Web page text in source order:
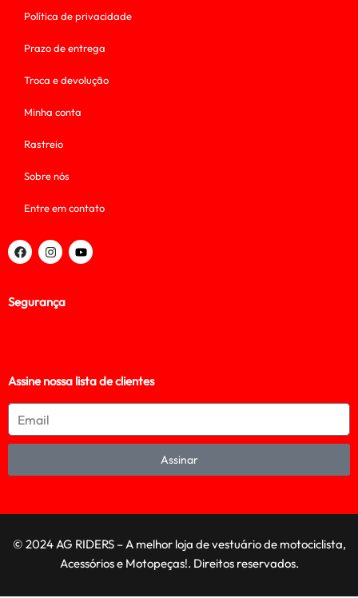
Política de privacidade
Prazo de entrega
Troca e devolução
Minha conta
Rastreio
Sobre nós
Entre em contato
Segurança
Assine nossa lista de clientes
Assinar
© 2024 AG RIDERS – A melhor loja de vestuário de motociclista,
Acessórios e Motopeças!. Direitos reservados.